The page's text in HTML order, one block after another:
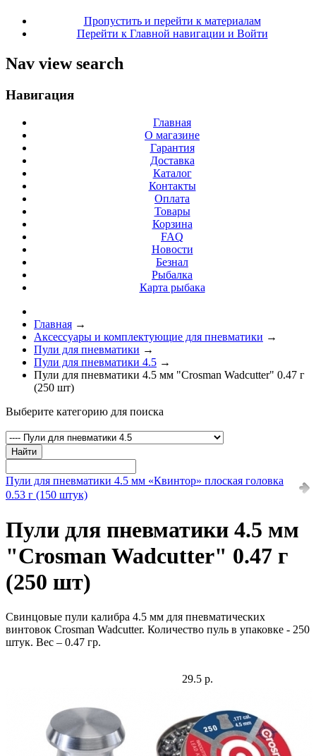
Пропустить и перейти к материалам
Перейти к Главной навигации и Войти
Nav view search
Навигация
Главная
О магазине
Гарантия
Доставка
Каталог
Контакты
Оплата
Товары
Корзина
FAQ
Новости
Безнал
Рыбалка
Карта рыбака
Главная →
Аксессуары и комплектующие для пневматики →
Пули для пневматики →
Пули для пневматики 4.5 →
Пули для пневматики 4.5 мм "Crosman Wadcutter" 0.47 г
(250 шт)
Выберите категорию для поиска
Найти
Пули для пневматики 4.5 мм «Квинтор» плоская головка
0.53 г (150 штук)
Пули для пневматики 4.5 мм
"Crosman Wadcutter" 0.47 г
(250 шт)
Свинцовые пули калибра 4.5 мм для пневматических
винтовок Crosman Wadcutter. Количество пуль в упаковке - 250
штук. Вес – 0.47 гр.
29.5 р.